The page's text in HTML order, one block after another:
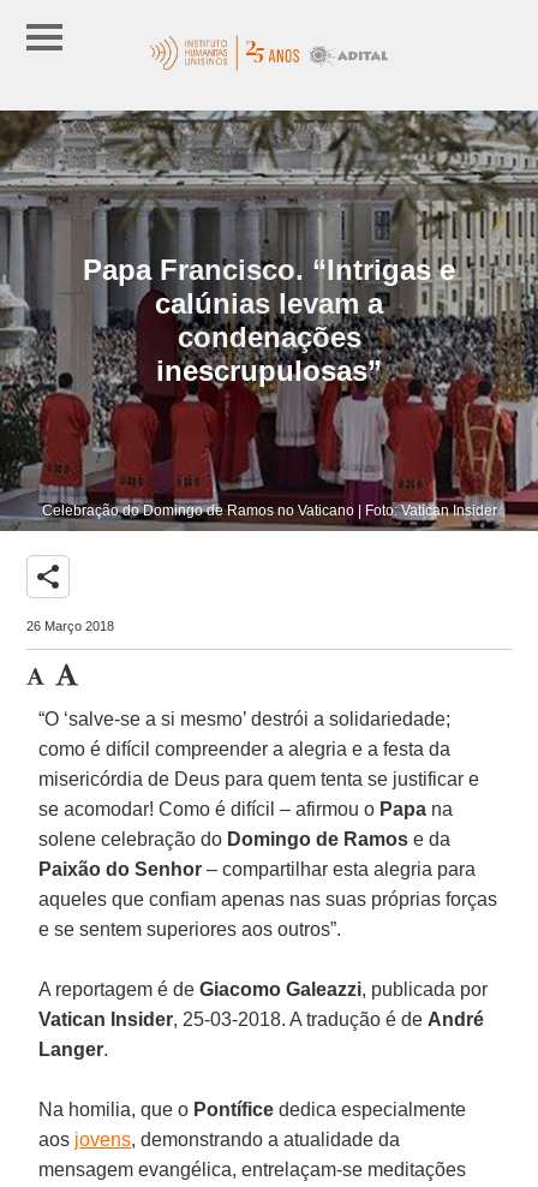
Papa Francisco. “Intrigas e
calúnias levam a
condenações
inescrupulosas”
Celebração do Domingo de Ramos no Vaticano | Foto: Vatican Insider
share
26 Março 2018
“O ‘salve-se a si mesmo’ destrói a solidariedade;
como é difícil compreender a alegria e a festa da
misericórdia de Deus para quem tenta se justificar e
se acomodar! Como é difícil – afirmou o Papa na
solene celebração do Domingo de Ramos e da
Paixão do Senhor – compartilhar esta alegria para
aqueles que confiam apenas nas suas próprias forças
e se sentem superiores aos outros”.
A reportagem é deGiacomo Galeazzi, publicada por
Vatican Insider, 25-03-2018. A tradução é de André
Langer.
Na homilia, que o Pontífice dedica especialmente
aos jovens, demonstrando a atualidade da
mensagem evangélica, entrelaçam-se meditações